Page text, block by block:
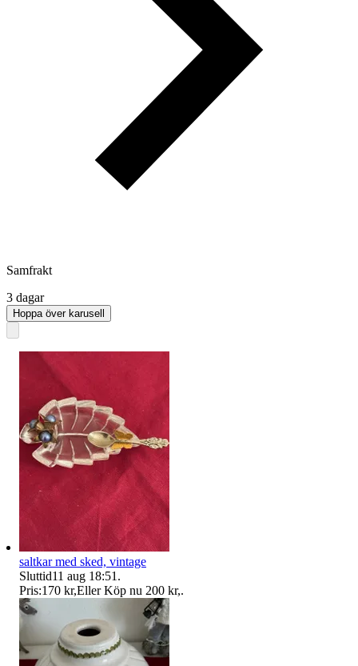
Samfrakt
3 dagar
Hoppa över karusell
saltkar med sked, vintage
Sluttid11 aug 18:51 .
Pris:170 kr,Eller Köp nu 200 kr,.